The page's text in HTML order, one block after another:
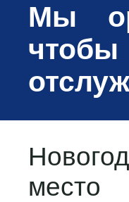
Мы
место